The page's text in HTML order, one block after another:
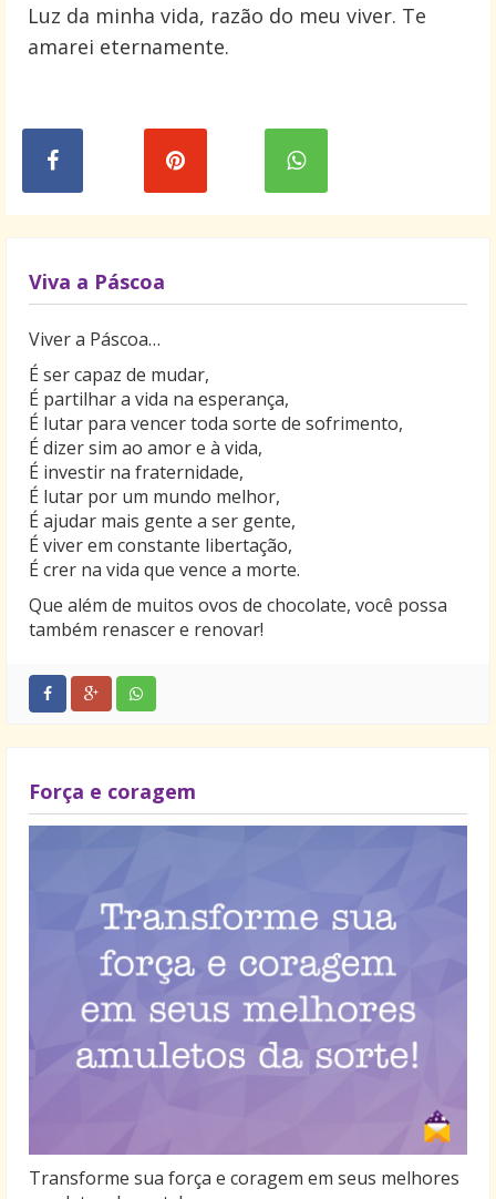
Luz da minha vida, razão do meu viver. Te
amarei eternamente.
Viva a Páscoa
Viver a Páscoa…
É ser capaz de mudar,
É partilhar a vida na esperança,
É lutar para vencer toda sorte de sofrimento,
É dizer sim ao amor e à vida,
É investir na fraternidade,
É lutar por um mundo melhor,
É ajudar mais gente a ser gente,
É viver em constante libertação,
É crer na vida que vence a morte.
Que além de muitos ovos de chocolate, você possa
também renascer e renovar!
Força e coragem
Transforme sua força e coragem em seus melhores